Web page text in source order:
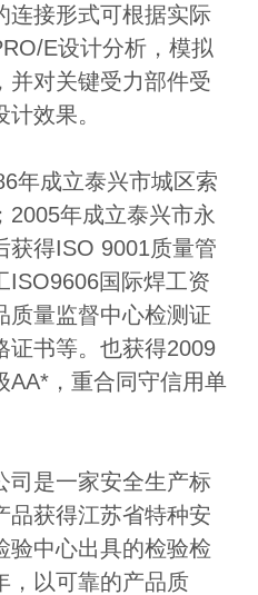
连接形式可根据实际
E设计分析，模拟
并对关键受力部件受
效果。
年成立泰兴市城区索
2005年成立泰兴市永
获得ISO 9001质量管
ISO9606国际焊工资
质量监督中心检测证
证书等。也获得2009
AA*，重合同守信用单
司是一家安全生产标
品获得江苏省特种安
验中心出具的检验检
，以可靠的产品质